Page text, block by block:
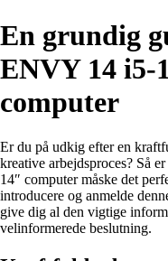
En grundig
ENVY 14 i5-
computer
Er du på udkig efter en
kreative arbejdsproces? Så
14″ computer måske det
introducere og anmelde
give dig al den vigtige
velinformerede beslutning.